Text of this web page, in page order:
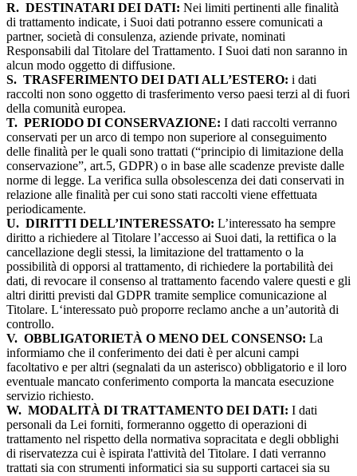
R. DESTINATARI DEI DATI: Nei limiti pertinenti alle finalità
di trattamento indicate, i Suoi dati potranno essere comunicati a
partner, società di consulenza, aziende private, nominati
Responsabili dal Titolare del Trattamento. I Suoi dati non saranno in
alcun modo oggetto di diffusione.
S. TRASFERIMENTO DEI DATI ALL’ESTERO: i dati
raccolti non sono oggetto di trasferimento verso paesi terzi al di fuori
della comunità europea.
T. PERIODO DI CONSERVAZIONE: I dati raccolti verranno
conservati per un arco di tempo non superiore al conseguimento
delle finalità per le quali sono trattati (“principio di limitazione della
conservazione”, art.5, GDPR) o in base alle scadenze previste dalle
norme di legge. La verifica sulla obsolescenza dei dati conservati in
relazione alle finalità per cui sono stati raccolti viene effettuata
periodicamente.
U. DIRITTI DELL’INTERESSATO: L’interessato ha sempre
diritto a richiedere al Titolare l’accesso ai Suoi dati, la rettifica o la
cancellazione degli stessi, la limitazione del trattamento o la
possibilità di opporsi al trattamento, di richiedere la portabilità dei
dati, di revocare il consenso al trattamento facendo valere questi e gli
altri diritti previsti dal GDPR tramite semplice comunicazione al
Titolare. L‘interessato può proporre reclamo anche a un’autorità di
controllo.
V. OBBLIGATORIETÀ O MENO DEL CONSENSO: La
informiamo che il conferimento dei dati è per alcuni campi
facoltativo e per altri (segnalati da un asterisco) obbligatorio e il loro
eventuale mancato conferimento comporta la mancata esecuzione
servizio richiesto.
W. MODALITÀ DI TRATTAMENTO DEI DATI: I dati
personali da Lei forniti, formeranno oggetto di operazioni di
trattamento nel rispetto della normativa sopracitata e degli obblighi
di riservatezza cui è ispirata l'attività del Titolare. I dati verranno
trattati sia con strumenti informatici sia su supporti cartacei sia su